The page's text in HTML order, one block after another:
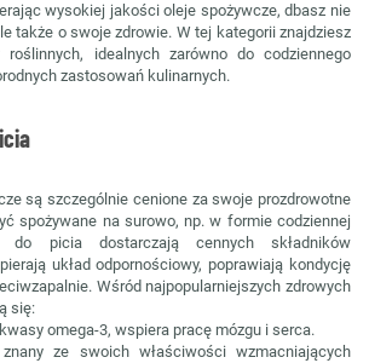
wysokiej jakości oleje spożywcze, dbasz nie
także o swoje zdrowie. W tej kategorii znajdziesz
idealnych zarówno do codziennego
zastosowań kulinarnych.
są szczególnie cenione za swoje prozdrowotne
spożywane na surowo, np. w formie codziennej
do picia dostarczają cennych składników
układ odpornościowy, poprawiają kondycję
Wśród najpopularniejszych zdrowych
się:
omega-3, wspiera pracę mózgu i serca.
ze swoich właściwości wzmacniających